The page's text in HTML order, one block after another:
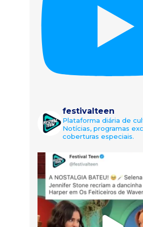
festivalteen
Plataforma diária de
Notícias, programas
coberturas especiais.